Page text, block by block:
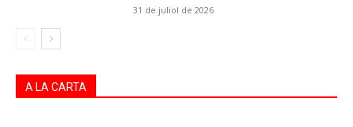
31 de juliol de 2026
A LA CARTA